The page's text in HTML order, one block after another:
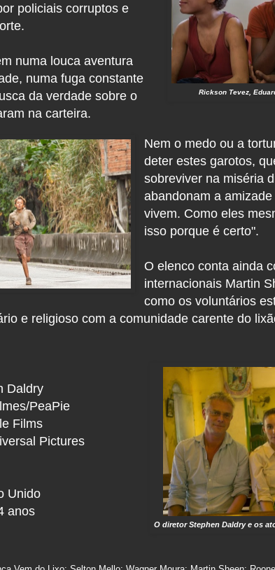
Rickson Tevez,
policiais corruptos e
numa louca aventura
numa fuga constante
da verdade sobre o
na carteira.
Nem o medo ou a
deter estes garotos,
sobreviver na miséria
abandonam a
vivem. Como eles
isso porque é certo".
O elenco conta ainda
internacionais Martin
como os voluntários
e religioso com a comunidade carente do
O diretor Stephen Daldry e os
Daldry
PeaPie
Films
Pictures
Unido
anos